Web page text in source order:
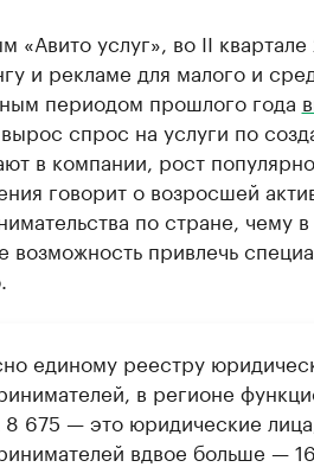
«Авито услуг», во II
и рекламе для малого и
периодом прошлого года
спрос на услуги по
в компании, рост
говорит о возросшей
по стране, чему
возможность привлечь
единому реестру
в регионе
675 — это юридические
вдвое больше —